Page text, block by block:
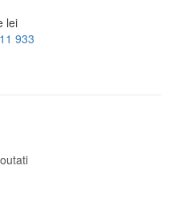
lei
933